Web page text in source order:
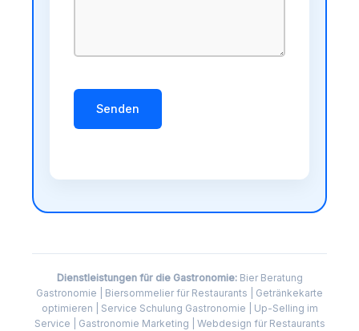
Dienstleistungen für die Gastronomie:Bier Beratung
Gastronomie | Biersommelier für Restaurants | Getränkekarte
optimieren | Service Schulung Gastronomie | Up-Selling im
Service | Gastronomie Marketing | Webdesign für Restaurants